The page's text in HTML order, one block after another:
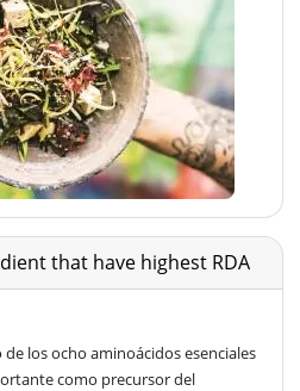
that have highest RDA
los ocho aminoácidos esenciales
como precursor del